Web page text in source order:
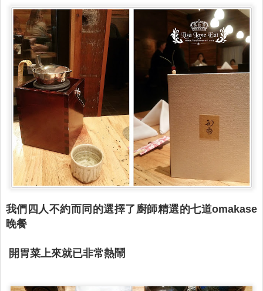
我們四人不約而同的選擇了 廚師精選的七道omakase
晚餐
開胃菜上來就已非常熱鬧